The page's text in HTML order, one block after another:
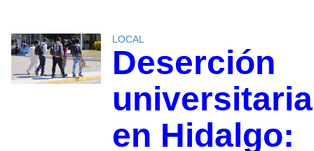
LOCAL
Deserción
universitaria
en Hidalgo: